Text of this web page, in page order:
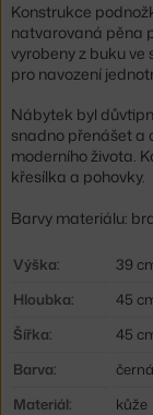
Konstrukce
natvarovaná pěna
vyrobeny z buku
pro navození
Nábytek byl
snadno přenášet a
moderního života.
křesílka a pohovky.
Barvy materiálu:
Výška:
39
Hloubka:
45
Šířka:
45
Barva:
černá
Materiál:
kůže